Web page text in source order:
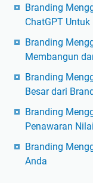
Branding
ChatGPT
Branding
Membangun
Branding
Besar dari
Branding
Penawaran
Branding
Anda